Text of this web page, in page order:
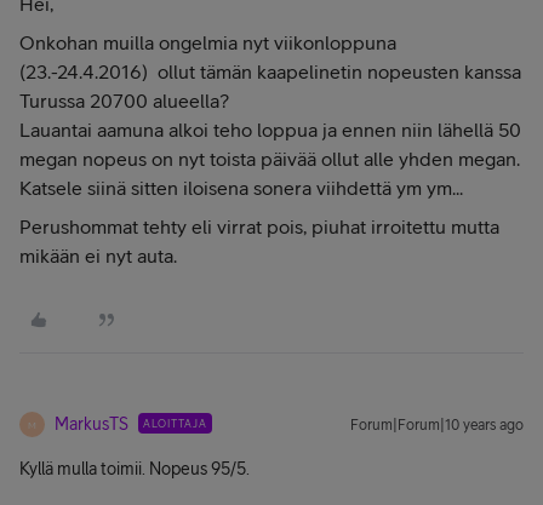
Onkohan muilla ongelmia nyt viikonloppuna
(23.-24.4.2016) ollut tämän kaapelinetin nopeusten kanssa
Turussa 20700 alueella?
Lauantai aamuna alkoi teho loppua ja ennen niin lähellä 50
megan nopeus on nyt toista päivää ollut alle yhden megan.
Katsele siinä sitten iloisena sonera viihdettä ym ym...
Perushommat tehty eli virrat pois, piuhat irroitettu mutta
mikään ei nyt auta.
M MarkusTS ALOITTAJA Forum|Forum|10 years ago
Kyllä mulla toimii. Nopeus 95/5.